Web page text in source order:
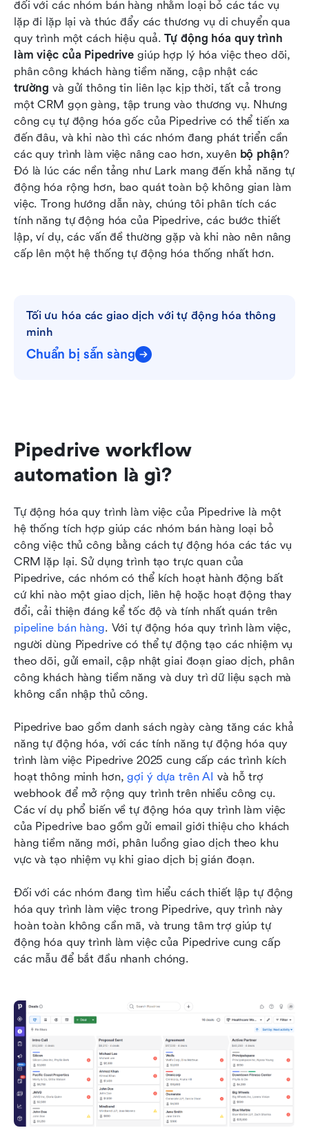
đối với các nhóm bán hàng nhằm loại bỏ các tác vụ
lặp đi lặp lại và thúc đẩy các thương vụ di chuyển qua
quy trình một cách hiệu quả. Tự động hóa quy trình
làm việc của Pipedrive giúp hợp lý hóa việc theo dõi,
trường và gửi thông tin liên lạc kịp thời, tất cả trong
một CRM gọn gàng, tập trung vào thương vụ. Nhưng
công cụ tự động hóa gốc của Pipedrive có thể tiến xa
đến đâu, và khi nào thì các nhóm đang phát triển cần
các quy trình làm việc nâng cao hơn, xuyên bộ phận?
Đó là lúc các nền tảng như Lark mang đến khả năng tự
động hóa rộng hơn, bao quát toàn bộ không gian làm
việc. Trong hướng dẫn này, chúng tôi phân tích các
tính năng tự động hóa của Pipedrive, các bước thiết
lập, ví dụ, các vấn đề thường gặp và khi nào nên nâng
cấp lên một hệ thống tự động hóa thống nhất hơn.
Tối ưu hóa các giao dịch với tự động hóa thông
minh
Chuẩn bị sẵn sàng
Pipedrive workflow
automation là gì?
Tự động hóa quy trình làm việc của Pipedrive là một
hệ thống tích hợp giúp các nhóm bán hàng loại bỏ
công việc thủ công bằng cách tự động hóa các tác vụ
CRM lặp lại. Sử dụng trình tạo trực quan của
Pipedrive, các nhóm có thể kích hoạt hành động bất
cứ khi nào một giao dịch, liên hệ hoặc hoạt động thay
pipeline bán hàng. Với tự động hóa quy trình làm việc,
người dùng Pipedrive có thể tự động tạo các nhiệm vụ
theo dõi, gửi email, cập nhật giai đoạn giao dịch, phân
công khách hàng tiềm năng và duy trì dữ liệu sạch mà
không cần nhập thủ công.
Pipedrive bao gồm danh sách ngày càng tăng các khả
năng tự động hóa, với các tính năng tự động hóa quy
trình làm việc Pipedrive 2025 cung cấp các trình kích
hoạt thông minh hơn, gợi ý dựa trên AI và hỗ trợ
webhook để mở rộng quy trình trên nhiều công cụ.
Các ví dụ phổ biến về tự động hóa quy trình làm việc
của Pipedrive bao gồm gửi email giới thiệu cho khách
hàng tiềm năng mới, phân luồng giao dịch theo khu
vực và tạo nhiệm vụ khi giao dịch bị gián đoạn.
Đối với các nhóm đang tìm hiểu cách thiết lập tự động
hóa quy trình làm việc trong Pipedrive, quy trình này
hoàn toàn không cần mã, và trung tâm trợ giúp tự
động hóa quy trình làm việc của Pipedrive cung cấp
các mẫu để bắt đầu nhanh chóng.
Ưu điểm và hạn chế của từng phương pháp
Lark: Một giải pháp thay thế mạnh mẽ cho việc
tự động hóa quy trình làm việc giữa các nhóm
Lark so với Pipedrive: So sánh tự động hóa quy
trình làm việc
Kết luận
Câu hỏi thường gặp
Đọc liên quan